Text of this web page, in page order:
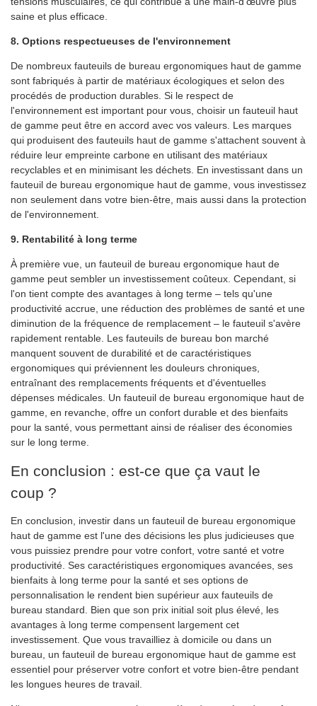
saine et plus efficace.
8. Options respectueuses de l'environnement
De nombreux fauteuils de bureau ergonomiques haut de gamme
sont fabriqués à partir de matériaux écologiques et selon des
procédés de production durables. Si le respect de
l'environnement est important pour vous, choisir un fauteuil haut
de gamme peut être en accord avec vos valeurs. Les marques
qui produisent des fauteuils haut de gamme s'attachent souvent à
réduire leur empreinte carbone en utilisant des matériaux
recyclables et en minimisant les déchets. En investissant dans un
fauteuil de bureau ergonomique haut de gamme, vous investissez
non seulement dans votre bien-être, mais aussi dans la protection
de l'environnement.
9. Rentabilité à long terme
À première vue, un fauteuil de bureau ergonomique haut de
gamme peut sembler un investissement coûteux. Cependant, si
l'on tient compte des avantages à long terme – tels qu'une
productivité accrue, une réduction des problèmes de santé et une
diminution de la fréquence de remplacement – ​​le fauteuil s'avère
rapidement rentable. Les fauteuils de bureau bon marché
manquent souvent de durabilité et de caractéristiques
ergonomiques qui préviennent les douleurs chroniques,
entraînant des remplacements fréquents et d'éventuelles
dépenses médicales. Un fauteuil de bureau ergonomique haut de
gamme, en revanche, offre un confort durable et des bienfaits
pour la santé, vous permettant ainsi de réaliser des économies
sur le long terme.
En conclusion : est-ce que ça vaut le
coup ?
En conclusion, investir dans un fauteuil de bureau ergonomique
haut de gamme est l'une des décisions les plus judicieuses que
vous puissiez prendre pour votre confort, votre santé et votre
productivité. Ses caractéristiques ergonomiques avancées, ses
bienfaits à long terme pour la santé et ses options de
personnalisation le rendent bien supérieur aux fauteuils de
bureau standard. Bien que son prix initial soit plus élevé, les
avantages à long terme compensent largement cet
investissement. Que vous travailliez à domicile ou dans un
bureau, un fauteuil de bureau ergonomique haut de gamme est
essentiel pour préserver votre confort et votre bien-être pendant
les longues heures de travail.